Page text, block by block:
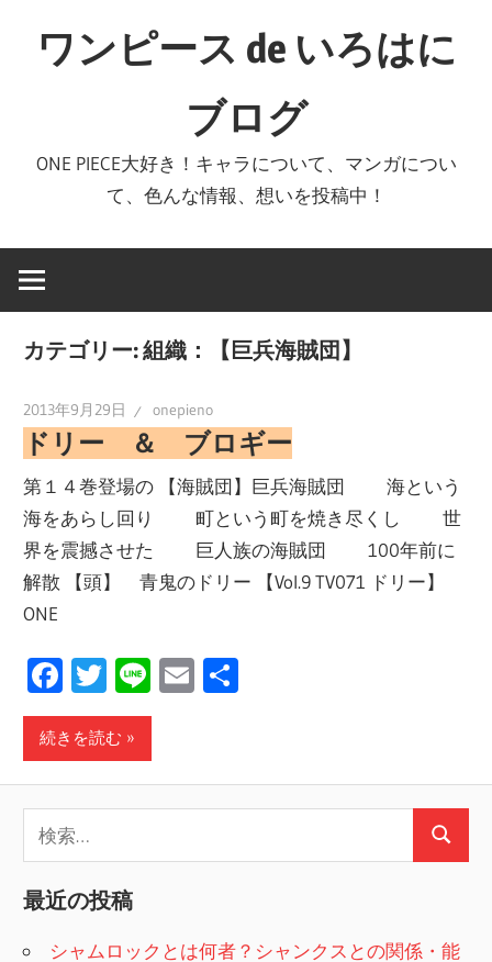
ワンピース de いろはに
ブログ
ONE PIECE大好き！キャラについて、マンガについ
て、色んな情報、想いを投稿中！
カテゴリー:組織：【巨兵海賊団】
2013年9月29日 onepieno
ドリー ＆ ブロギー
第１４巻登場の 【海賊団】巨兵海賊団 海という
海をあらし回り 町という町を焼き尽くし 世
界を震撼させた 巨人族の海賊団 100年前に
解散 【頭】 青鬼のドリー 【Vol.9 TV071 ドリー】
ONE
Facebook
Twitter
LineEmail
続きを読む
検
最近の投稿
シャムロックとは何者？シャンクスとの関係・能